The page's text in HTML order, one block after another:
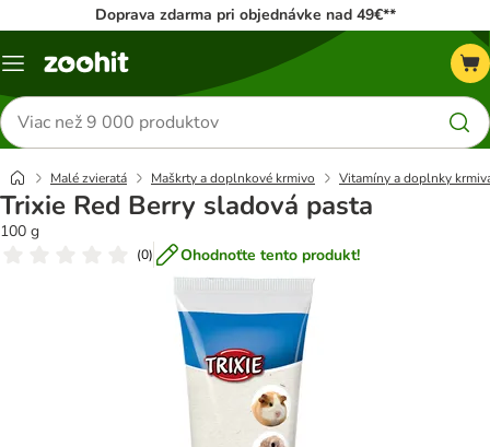
Doprava zdarma pri objednávke nad 49€**
Kategórie
Hľadať
produkty
Malé zvieratá Maškrty a doplnkové krmivo Vitamíny a doplnky
Trixie Red Berry sladová pasta
100 g
(0) Ohodnoťte tento produkt!